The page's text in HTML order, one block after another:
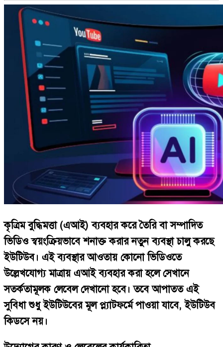
কৃত্রিম বুদ্ধিমত্তা (এআই) ব্যবহার করে তৈরি বা সম্পাদিত
ভিডিও স্বয়ংক্রিয়ভাবে শনাক্ত করার নতুন ব্যবস্থা চালু করছে
ইউটিউব। এই ব্যবস্থার আওতায় কোনো ভিডিওতে
উল্লেখযোগ্য মাত্রায় এআই ব্যবহার করা হলে সেখানে
সতর্কতামূলক লেবেল দেখানো হবে। তবে আপাতত এই
সুবিধা শুধু ইউটিউবের মূল প্ল্যাটফর্মে পাওয়া যাবে, ইউটিউব
কিডসে নয়।